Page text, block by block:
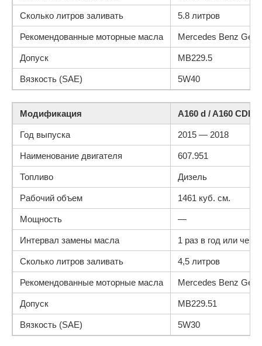
Сколько литров заливать 5.8 литров
Рекомендованные моторные масла Mercedes Benz
Допуск MB229.5
Вязкость (SAE) 5W40
Модификация A160 d / A160 CDI
Год выпуска 2015 — 2018
Наименование двигателя 607.951
Топливо Дизель
Рабочий объем 1461 куб. см.
Мощность —
Интервал замены масла 1 раз в год или
Сколько литров заливать 4,5 литров
Рекомендованные моторные масла Mercedes Benz
Допуск MB229.51
Вязкость (SAE) 5W30